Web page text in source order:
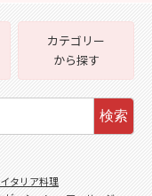
カテゴリー
から探す
検索
イタリア料理